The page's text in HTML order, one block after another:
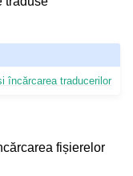
încărcarea traducerilor
fișierelor